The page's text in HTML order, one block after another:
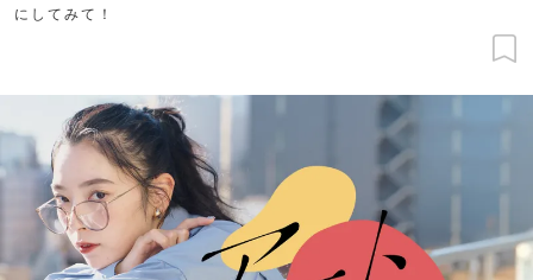
にしてみて！